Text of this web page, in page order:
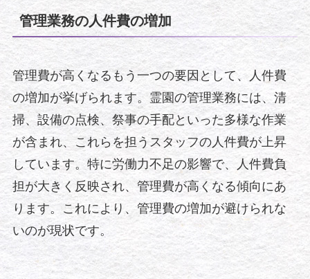
管理業務の人件費の増加
管理費が高くなるもう一つの要因として、人件費
の増加が挙げられます。霊園の管理業務には、清
掃、設備の点検、祭事の手配といった多様な作業
が含まれ、これらを担うスタッフの人件費が上昇
しています。特に労働力不足の影響で、人件費負
担が大きく反映され、管理費が高くなる傾向にあ
ります。これにより、管理費の増加が避けられな
いのが現状です。